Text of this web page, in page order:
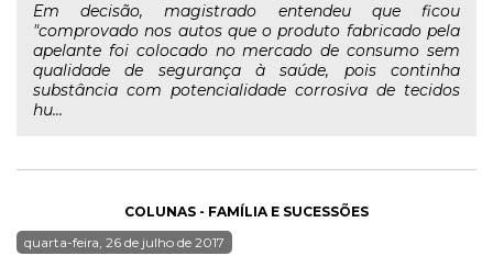
Em decisão, magistrado entendeu que ficou
"comprovado nos autos que o produto fabricado pela
apelante foi colocado no mercado de consumo sem
qualidade de segurança à saúde, pois continha
substância com potencialidade corrosiva de tecidos
hu...
COLUNAS - FAMÍLIA E SUCESSÕES
quarta-feira, 26 de julho de 2017